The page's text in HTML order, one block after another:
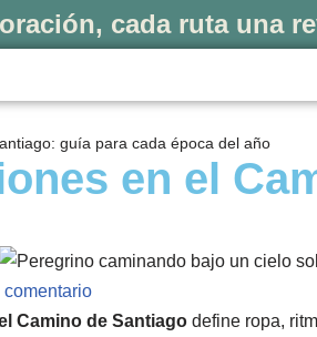
cada ruta una
guía para cada época del año
en el
comentario
Camino de Santiago define ropa,